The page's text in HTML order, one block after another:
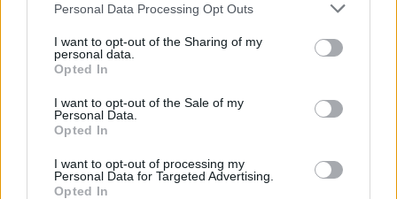
Personal Data Processing Opt Outs
I want to opt-out of the Sharing of my
personal data.
Opted In
I want to opt-out of the Sale of my
Personal Data.
Opted In
I want to opt-out of processing my
Personal Data for Targeted Advertising.
Opted In
eredményével a Xiaomi SU7 Ultra több
pályarekordot is tart a négyajtós járművek
kategóriájában.
A képek forrása: Xiaomi
Szerző:Sziky
Dátum:2025.06.15 15:00